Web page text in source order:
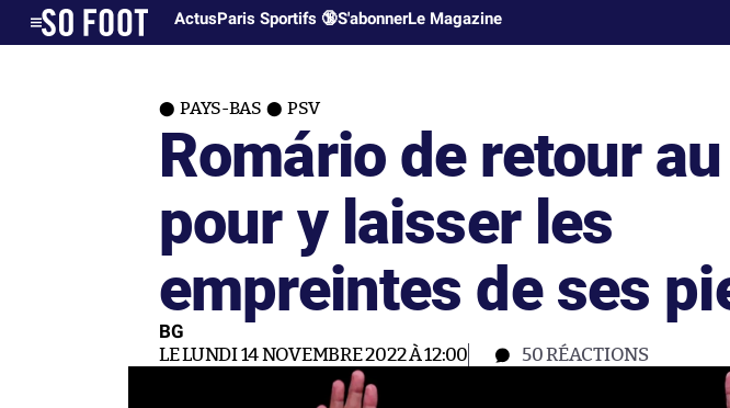
ActusParis Sportifs 🔞S'abonnerLe Magazine
PAYS-BAS PSV
Romário de retour
pour y laisser les
empreintes de ses
BG
LE LUNDI 14 NOVEMBRE 2022 À 12:00 50RÉACTIONS